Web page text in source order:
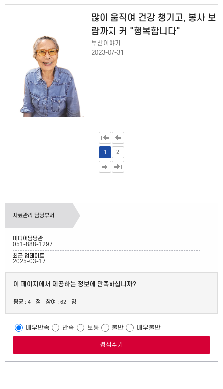
많이 움직여 건강 챙기고, 봉사 보
람까지 커 "행복합니다"
부산이야기
2023-07-31
1 2
자료관리 담당부서
미디어담당관
051-888-1297
최근 업데이트
2025-03-17
이 페이지에서 제공하는 정보에 만족하십니까?
평균 : 4 점 참여 : 62 명
매우만족 만족 보통 불만 매우불만